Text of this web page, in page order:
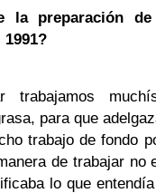
la preparación
1991?
trabajamos
para que
trabajo de fondo
de trabajar no
lo que